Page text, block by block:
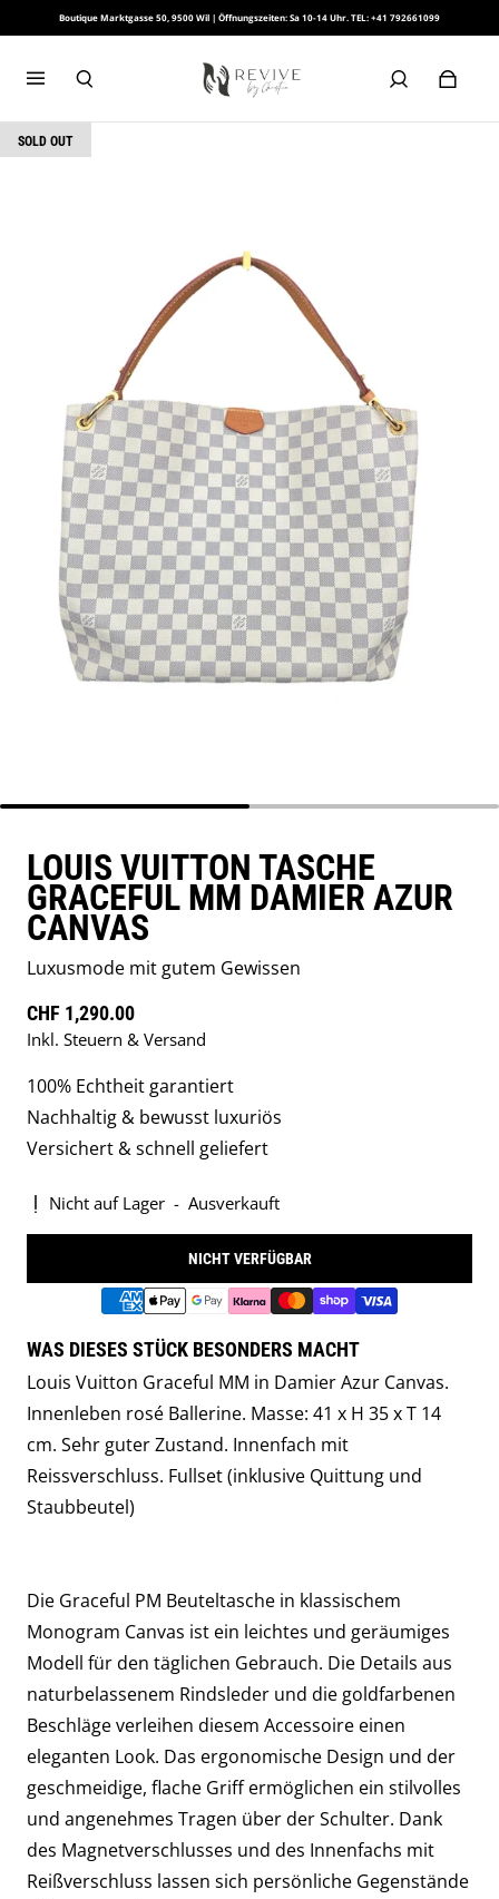
Boutique Marktgasse 50, 9500 Wil | Öffnungszeiten: Sa 10-14 Uhr. TEL: +41 792661099
SOLD OUT
LOUIS VUITTON TASCHE
GRACEFUL MM DAMIER AZUR
CANVAS
Luxusmode mit gutem Gewissen
Regulärer Preis
CHF 1,290.00
Inkl. Steuern & Versand
100% Echtheit garantiert
Nachhaltig & bewusst luxuriös
Versichert & schnell geliefert
Nicht auf Lager - Ausverkauft
NICHT VERFÜGBAR
WAS DIESES STÜCK BESONDERS MACHT
Louis Vuitton Graceful MM in Damier Azur Canvas.
Innenleben rosé Ballerine. Masse: 41 x H 35 x T 14
cm. Sehr guter Zustand. Innenfach mit
Reissverschluss. Fullset (inklusive Quittung und
Staubbeutel)
Die Graceful PM Beuteltasche in klassischem
Monogram Canvas ist ein leichtes und geräumiges
Modell für den täglichen Gebrauch. Die Details aus
naturbelassenem Rindsleder und die goldfarbenen
Beschläge verleihen diesem Accessoire einen
eleganten Look. Das ergonomische Design und der
geschmeidige, flache Griff ermöglichen ein stilvolles
und angenehmes Tragen über der Schulter. Dank
des Magnetverschlusses und des Innenfachs mit
Reißverschluss lassen sich persönliche Gegenstände